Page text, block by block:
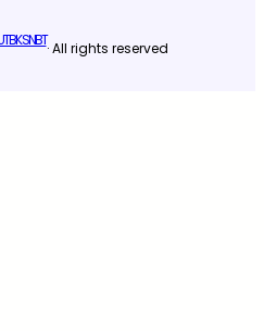
SNBT· All rights reserved